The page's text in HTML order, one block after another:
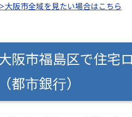
大阪市全域を見たい場合はこちら
阪市福島区で住宅
（都市銀行）